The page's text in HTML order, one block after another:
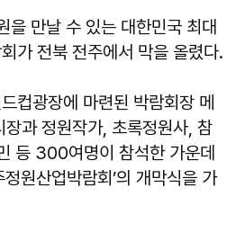
을 만날 수 있는 대한민국 최대
가 전북 전주에서 막을 올렸다.
컵광장에 마련된 박람회장 메
과 정원작가, 초록정원사, 참
등 300여명이 참석한 가운데
원산업박람회’의 개막식을 가